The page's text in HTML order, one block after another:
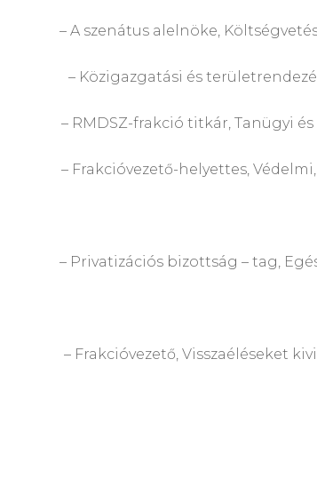
szenátus alelnöke, Költségvetési,
és területrendezési
frakció titkár, Tanügyi és
helyettes, Védelmi,
bizottság – tag,
Frakcióvezető, Visszaéléseket